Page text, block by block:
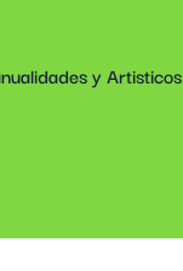
y Artisticos